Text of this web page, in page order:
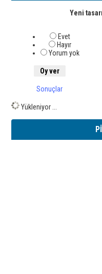
Yeni
Evet
Hayır
Yorum yok
Sonuçlar
Yükleniyor ...